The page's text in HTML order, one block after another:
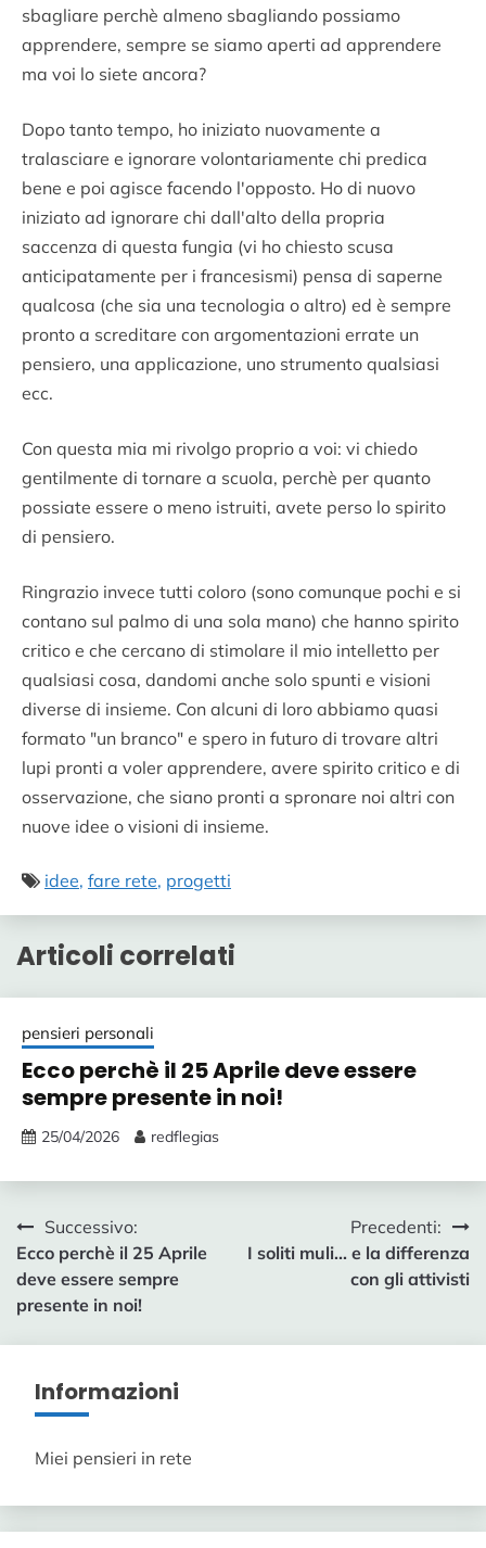
sbagliare perchè almeno sbagliando possiamo
apprendere, sempre se siamo aperti ad apprendere
ma voi lo siete ancora?
Dopo tanto tempo, ho iniziato nuovamente a
tralasciare e ignorare volontariamente chi predica
bene e poi agisce facendo l'opposto. Ho di nuovo
iniziato ad ignorare chi dall'alto della propria
saccenza di questa fungia (vi ho chiesto scusa
anticipatamente per i francesismi) pensa di saperne
qualcosa (che sia una tecnologia o altro) ed è sempre
pronto a screditare con argomentazioni errate un
pensiero, una applicazione, uno strumento qualsiasi
ecc.
Con questa mia mi rivolgo proprio a voi: vi chiedo
gentilmente di tornare a scuola, perchè per quanto
possiate essere o meno istruiti, avete perso lo spirito
di pensiero.
Ringrazio invece tutti coloro (sono comunque pochi e si
contano sul palmo di una sola mano) che hanno spirito
critico e che cercano di stimolare il mio intelletto per
qualsiasi cosa, dandomi anche solo spunti e visioni
diverse di insieme. Con alcuni di loro abbiamo quasi
formato "un branco" e spero in futuro di trovare altri
lupi pronti a voler apprendere, avere spirito critico e di
osservazione, che siano pronti a spronare noi altri con
nuove idee o visioni di insieme.
idee fare rete progetti
Articoli correlati
pensieri personali
Ecco perchè il 25 Aprile deve essere
sempre presente in noi!
25/04/2026 redflegias
Post
navigation
Successivo:
Ecco perchè il 25 Aprile
deve essere sempre
presente in noi!
Precedenti:
I soliti muli... e la differenza
con gli attivisti
Informazioni
Miei pensieri in rete